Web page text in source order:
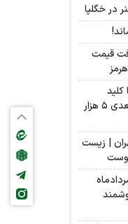
قیمت
دلار با کلید
گشایش در تنگه هرمز؛ آیا هدف بعدی ۵ هزار
| زیست
بورس چهارشنبه ۱۴ مردادماه